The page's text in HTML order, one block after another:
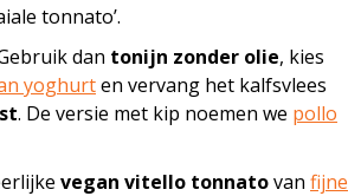
tonnato’.
dan tonijn zonder olie, kies
yoghurten vervang het kalfsvlees
. De versie met kip noemen we pollo
vegan vitello tonnatovan fijne